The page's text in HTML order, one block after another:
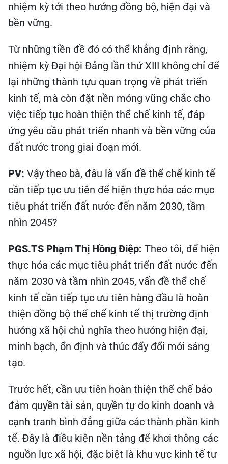
nhiệm kỳ tới theo hướng đồng bộ, hiện đại và
bền vững.
Từ những tiền đề đó có thể khẳng định rằng,
nhiệm kỳ Đại hội Đảng lần thứ XIII không chỉ để
lại những thành tựu quan trọng về phát triển
kinh tế, mà còn đặt nền móng vững chắc cho
việc tiếp tục hoàn thiện thể chế kinh tế, đáp
ứng yêu cầu phát triển nhanh và bền vững của
đất nước trong giai đoạn mới.
PV: Vậy theo bà, đâu là vấn đề thể chế kinh tế
cần tiếp tục ưu tiên để hiện thực hóa các mục
tiêu phát triển đất nước đến năm 2030, tầm
nhìn 2045?
PGS.TS Phạm Thị Hồng Điệp: Theo tôi, để hiện
thực hóa các mục tiêu phát triển đất nước đến
năm 2030 và tầm nhìn 2045, vấn đề thể chế
kinh tế cần tiếp tục ưu tiên hàng đầu là hoàn
thiện đồng bộ thể chế kinh tế thị trường định
hướng xã hội chủ nghĩa theo hướng hiện đại,
minh bạch, ổn định và thúc đẩy đổi mới sáng
tạo.
Trước hết, cần ưu tiên hoàn thiện thể chế bảo
đảm quyền tài sản, quyền tự do kinh doanh và
cạnh tranh bình đẳng giữa các thành phần kinh
tế. Đây là điều kiện nền tảng để khơi thông các
nguồn lực xã hội, đặc biệt là khu vực kinh tế tư